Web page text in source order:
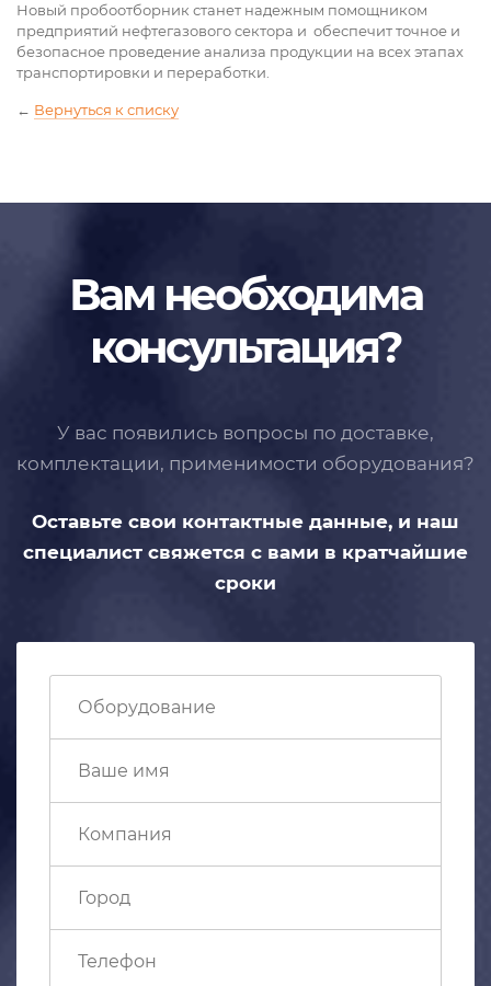
Новый пробоотборник станет надежным помощником
предприятий нефтегазового сектора и обеспечит точное и
безопасное проведение анализа продукции на всех этапах
транспортировки и переработки.
← Вернуться к списку
Вам необходима
консультация?
У вас появились вопросы по доставке,
комплектации, применимости оборудования?
Оставьте свои контактные данные, и наш
специалист свяжется с вами в кратчайшие
сроки